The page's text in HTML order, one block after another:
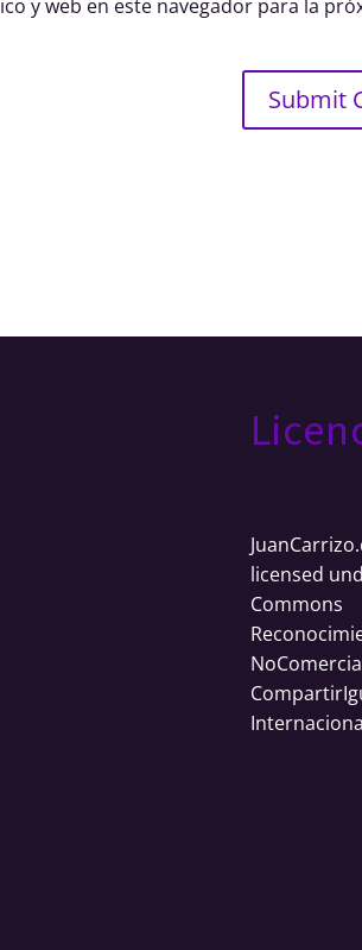
y web en este navegador para la
licensed
Commons